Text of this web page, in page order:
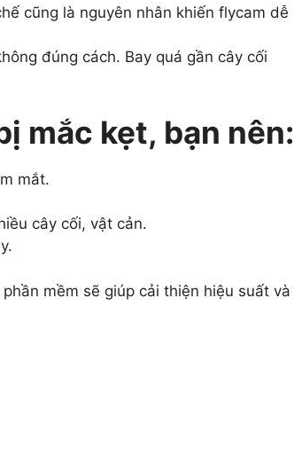
cũng là nguyên nhân khiến flycam dễ
đúng cách. Bay quá gần cây cối
mắc kẹt, bạn nên:
mắt.
cây cối, vật cản.
mềm sẽ giúp cải thiện hiệu suất và